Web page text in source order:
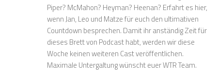
Piper? McMahon? Heyman? Heenan? Erfahrt es hier,
wenn Jan, Leo und Matze für euch den ultimativen
Countdown besprechen. Damit ihr anständig Zeit für
dieses Brett von Podcast habt, werden wir diese
Woche keinen weiteren Cast veröffentlichen.
Maximale Untergaltung wünscht euer WTR Team.